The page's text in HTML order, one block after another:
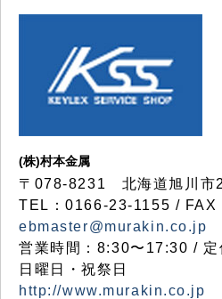
(株)村本金属
〒078-8231 北海道旭川市
TEL：0166-23-1155 /
ebmaster@murakin.co.jp
営業時間：8:30〜17:30 / 定
日曜日・祝祭日
http://www.murakin.co.jp